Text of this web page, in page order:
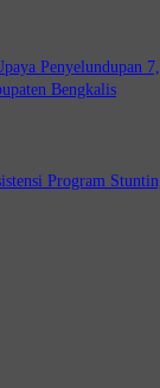
Penyelundupan
Bengkalis
Program